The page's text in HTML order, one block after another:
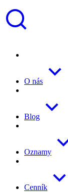
O nás
Blog
Oznamy
Cenník